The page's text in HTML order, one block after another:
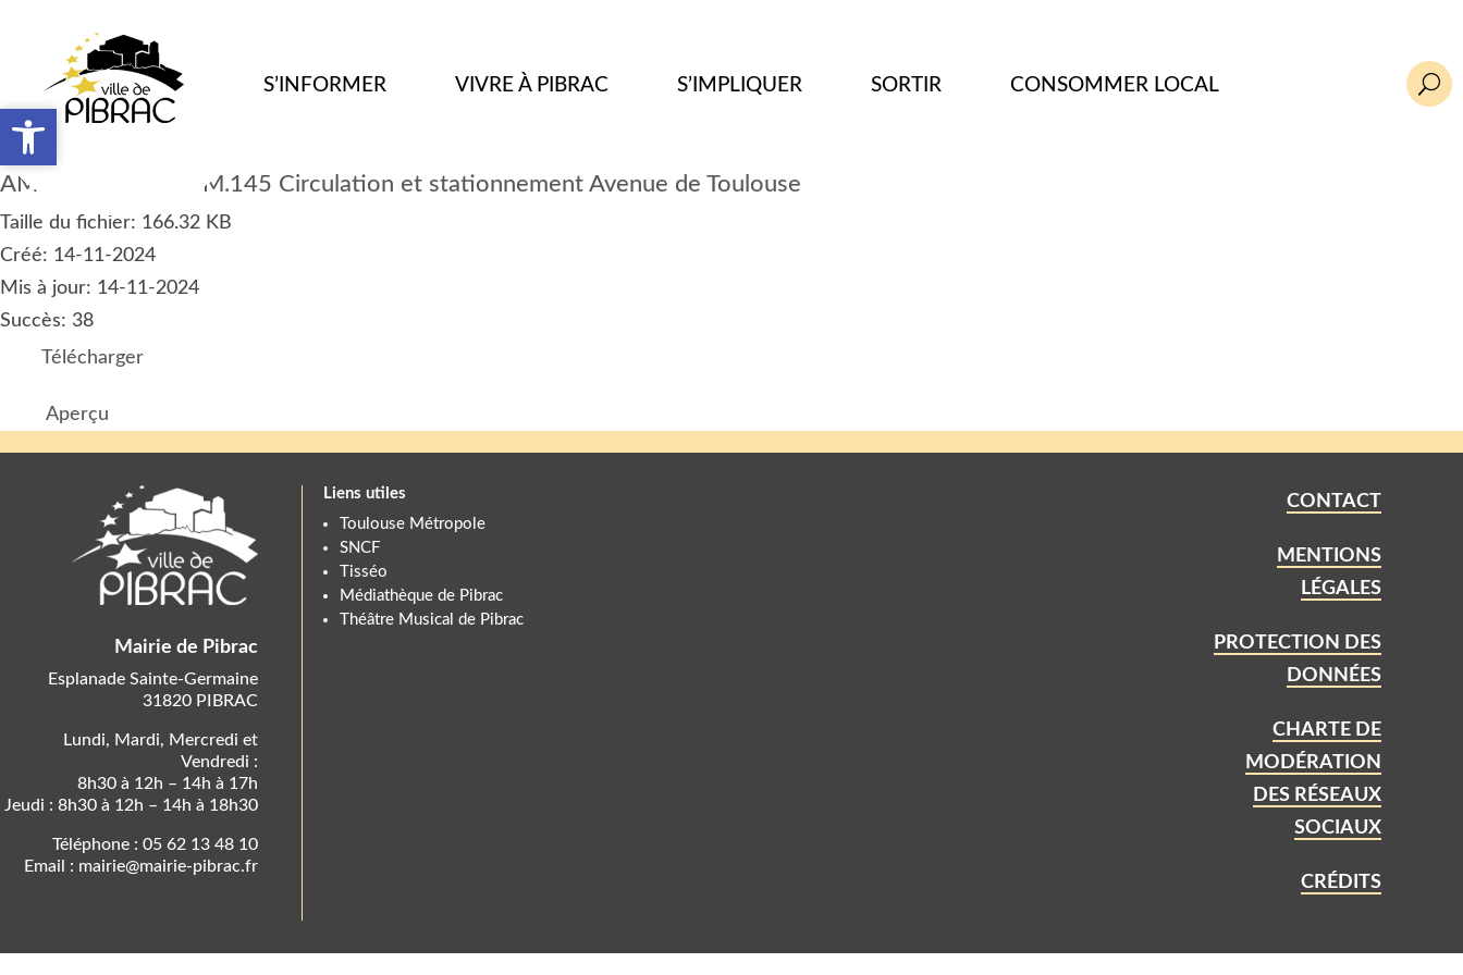
Ouvrir la barre d’outils
S’INFORMER VIVRE À PIBRAC S’IMPLIQUER SORTIR CONSOMMER LOCAL U
AM 2024.11.ART.PM.145 Circulation et stationnement Avenue de Toulouse
Taille du fichier: 166.32 KB
Créé: 14-11-2024
Mis à jour: 14-11-2024
Succès: 38
Télécharger
Aperçu
Mairie de Pibrac
Esplanade Sainte-Germaine
31820 PIBRAC
Lundi, Mardi, Mercredi et
Vendredi :
8h30 à 12h – 14h à 17h
Jeudi : 8h30 à 12h – 14h à 18h30
Téléphone : 05 62 13 48 10
Email : mairie@mairie-pibrac.fr
Liens utiles
Toulouse Métropole
SNCF
Tisséo
Médiathèque de Pibrac
Théâtre Musical de Pibrac
CONTACT
MENTIONS
LÉGALES
PROTECTION DES
DONNÉES
CHARTE DE
MODÉRATION
DES RÉSEAUX
SOCIAUX
CRÉDITS
Ouvrir la barre d’outils